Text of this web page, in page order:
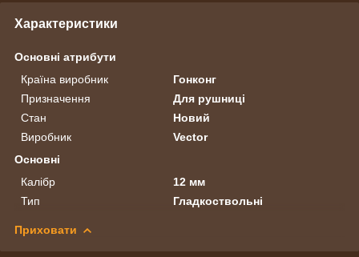
Характеристики
Основні атрибути
Країна виробник
Гонконг
Призначення
Для рушниці
Стан
Новий
Виробник
Vector
Основні
Калібр
12 мм
Тип
Гладкоствольні
Приховати